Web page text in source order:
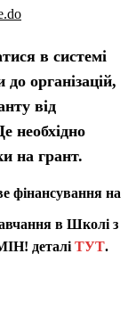
в системі
організацій,
від
на грант.
фінансування на
в Школі з
деталі ТУТ.